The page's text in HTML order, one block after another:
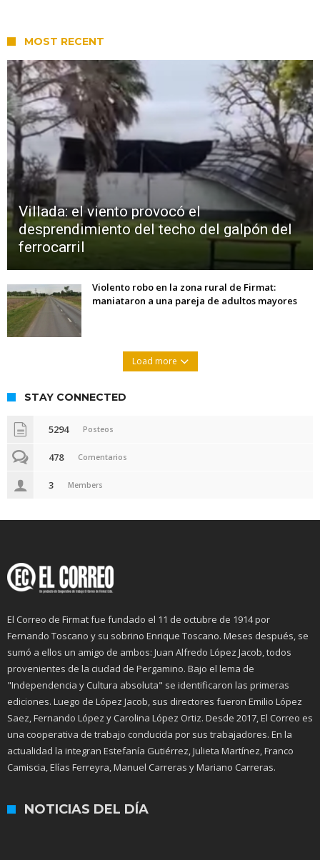
MOST RECENT
Villada: el viento provocó el
desprendimiento del techo del galpón del
ferrocarril
Violento robo en la zona rural de Firmat:
maniataron a una pareja de adultos mayores
Load more
STAY CONNECTED
5294 Posteos
478 Comentarios
3 Members
El Correo de Firmat fue fundado el 11 de octubre de 1914 por
Fernando Toscano y su sobrino Enrique Toscano. Meses después, se
sumó a ellos un amigo de ambos: Juan Alfredo López Jacob, todos
provenientes de la ciudad de Pergamino. Bajo el lema de
"Independencia y Cultura absoluta" se identificaron las primeras
ediciones. Luego de López Jacob, sus directores fueron Emilio López
Saez, Fernando López y Carolina López Ortiz. Desde 2017, El Correo es
una cooperativa de trabajo conducida por sus trabajadores. En la
actualidad la integran Estefanía Gutiérrez, Julieta Martínez, Franco
Camiscia, Elías Ferreyra, Manuel Carreras y Mariano Carreras.
NOTICIAS DEL DÍA